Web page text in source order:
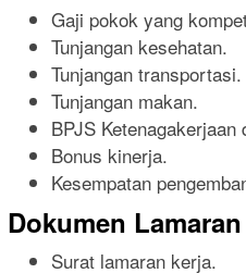
Gaji pokok yang
Tunjangan kesehatan.
Tunjangan transportasi.
Tunjangan makan.
BPJS Ketenagakerjaan
Bonus kinerja.
Kesempatan
Dokumen Lamaran
Surat lamaran kerja.